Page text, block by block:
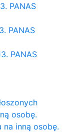
PANAS
PANAS
PANAS
osobę.
na inną osobę.